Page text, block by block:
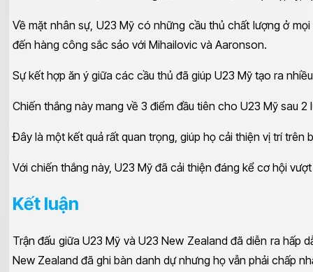
Về mặt nhân sự, U23 Mỹ có những cầu thủ chất lượng ở
đến hàng công sắc sảo với Mihailovic và Aaronson.
Sự kết hợp ăn ý giữa các cầu thủ đã giúp U23 Mỹ tạo ra
Chiến thắng này mang về 3 điểm đầu tiên cho U23 Mỹ sau
Đây là một kết quả rất quan trọng, giúp họ cải thiện vị trí
Với chiến thắng này, U23 Mỹ đã cải thiện đáng kể cơ hội
Kết luận
Trận đấu giữa U23 Mỹ và U23 New Zealand đã diễn ra
New Zealand đã ghi bàn danh dự nhưng họ vẫn phải chấp